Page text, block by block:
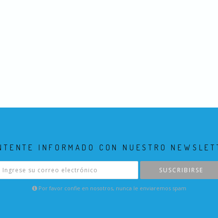
INFORMADO CON NUESTRO
SUSCRIBIRSE
Por favor confie en nosotros, nunca le enviaremos spam